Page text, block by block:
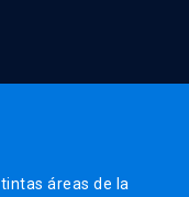
áreas de la